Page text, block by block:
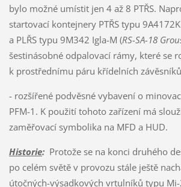
bylo možné umístit jen 4 až 8 PTŘS.
startovací kontejnery PTŘS typu
a PLŘS typu 9M342 Igla-M (RS-SA-18
šestinásobné odpalovací rámy, které se
k prostřednímu páru křídelních
- rozšířené podvěsné vybavení o
PFM-1. K použití tohoto zařízení má
zaměřovací symbolika na MFD a HUD.
Historie:Protože se na konci druhého
po celém světě v provozu stále ještě
útočných-výsadkových vrtulníků typu Mi-